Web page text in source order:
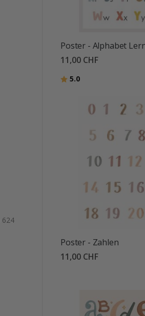
Poster - Alphabet
11,00 CHF
Bewertung:
5.0
Poster - Zahlen
11,00 CHF
624